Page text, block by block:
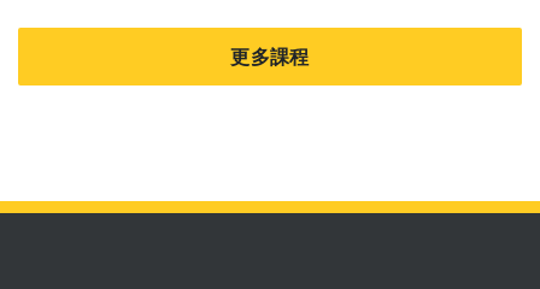
更多課程